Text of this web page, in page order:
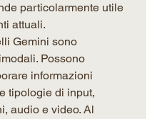
particolarmente utile
attuali.
Gemini sono
Possono
informazioni
tipologie di input,
audio e video. Al